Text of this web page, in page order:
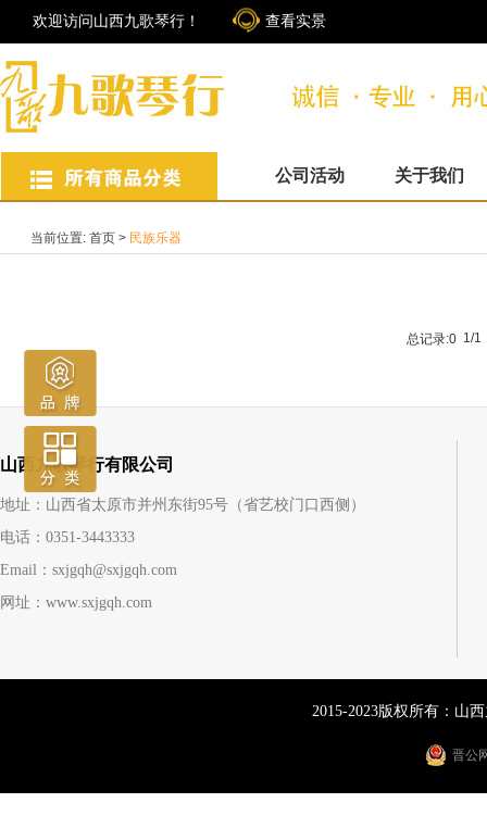
欢迎访问山西九歌琴行！ 查看实景
公司活动 关于我们
当前位置: 首页 > 民族乐器
总记录:0 1/1
山西九歌琴行有限公司
地址：山西省太原市并州东街95号（省艺校门口西侧）
电话：0351-3443333
Email：sxjgqh@sxjgqh.com
网址：www.sxjgqh.com
2015-2023版权所有：山
晋公